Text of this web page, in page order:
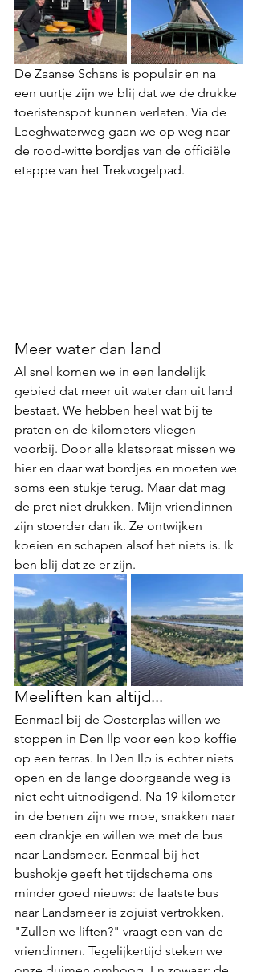
De Zaanse Schans is populair en na
een uurtje zijn we blij dat we de drukke
toeristenspot kunnen verlaten. Via de
Leeghwaterweg gaan we op weg naar
de rood-witte bordjes van de officiële
etappe van het Trekvogelpad.
Meer water dan land
Al snel komen we in een landelijk
gebied dat meer uit water dan uit land
bestaat. We hebben heel wat bij te
praten en de kilometers vliegen
voorbij. Door alle kletspraat missen we
hier en daar wat bordjes en moeten we
soms een stukje terug. Maar dat mag
de pret niet drukken. Mijn vriendinnen
zijn stoerder dan ik. Ze ontwijken
koeien en schapen alsof het niets is. Ik
ben blij dat ze er zijn.
Meeliften kan altijd...
Eenmaal bij de Oosterplas willen we
stoppen in Den Ilp voor een kop koffie
op een terras. In Den Ilp is echter niets
open en de lange doorgaande weg is
niet echt uitnodigend. Na 19 kilometer
in de benen zijn we moe, snakken naar
een drankje en willen we met de bus
naar Landsmeer. Eenmaal bij het
bushokje geeft het tijdschema ons
minder goed nieuws: de laatste bus
naar Landsmeer is zojuist vertrokken.
"Zullen we liften?" vraagt een van de
vriendinnen. Tegelijkertijd steken we